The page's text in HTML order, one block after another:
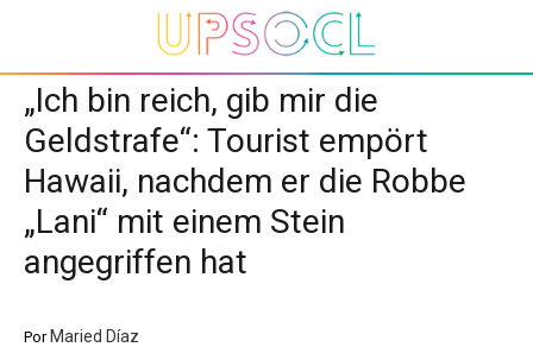
„Ich bin reich, gib mir die
Geldstrafe“: Tourist empört
Hawaii, nachdem er die Robbe
„Lani“ mit einem Stein
angegriffen hat
Por Maried Díaz